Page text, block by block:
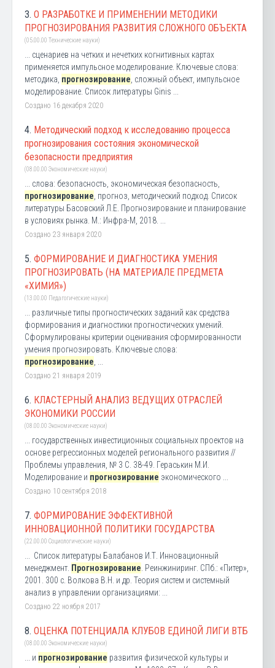
3. О РАЗРАБОТКЕ И ПРИМЕНЕНИИ МЕТОДИКИ
ПРОГНОЗИРОВАНИЯ РАЗВИТИЯ СЛОЖНОГО ОБЪЕКТА
(05.00.00 Технические науки)
... сценариев на четких и нечетких когнитивных картах
применяется импульсное моделирование. Ключевые слова:
методика, прогнозирование , сложный объект, импульсное
моделирование. Список литературы Ginis ...
Создано 16 декабря 2020
4. Методический подход к исследованию процесса
прогнозирования состояния экономической
безопасности предприятия
(08.00.00 Экономические науки)
... слова: безопасность, экономическая безопасность,
прогнозирование , прогноз, методический подход. Список
литературы Басовский Л.Е. Прогнозирование и планирование
в условиях рынка. М.: Инфра-М, 2018. ...
Создано 23 января 2020
5. ФОРМИРОВАНИЕ И ДИАГНОСТИКА УМЕНИЯ
ПРОГНОЗИРОВАТЬ (НА МАТЕРИАЛЕ ПРЕДМЕТА
«ХИМИЯ»)
(13.00.00 Педагогические науки)
... различные типы прогностических заданий как средства
формирования и диагностики прогностических умений.
Сформулированы критерии оценивания сформированности
умения прогнозировать. Ключевые слова:
прогнозирование
Создано 21 января 2019
6. КЛАСТЕРНЫЙ АНАЛИЗ ВЕДУЩИХ ОТРАСЛЕЙ
ЭКОНОМИКИ РОССИИ
(08.00.00 Экономические науки)
... государственных инвестиционных социальных проектов на
основе регрессионных моделей регионального развития //
Проблемы управления, № 3 С. 38-49. Гераськин М.И.
Моделирование и прогнозирование экономического ...
Создано 10 сентября 2018
7. ФОРМИРОВАНИЕ ЭФФЕКТИВНОЙ
ИННОВАЦИОННОЙ ПОЛИТИКИ ГОСУДАРСТВА
(22.00.00 Социологические науки)
... Список литературы Балабанов И.Т. Инновационный
менеджмент. Прогнозирование . Реинжиниринг. СПб.: «Питер»,
2001. 300 с. Волкова В.Н. и др. Теория систем и системный
анализ в управлении организациями: ...
Создано 22 ноября 2017
8. ОЦЕНКА ПОТЕНЦИАЛА КЛУБОВ ЕДИНОЙ ЛИГИ ВТБ
(08.00.00 Экономические науки)
... и прогнозирование развития физической культуры и